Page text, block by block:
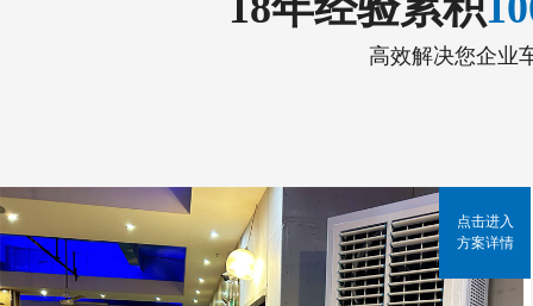
高效解决您企业
点击进入
方案详情